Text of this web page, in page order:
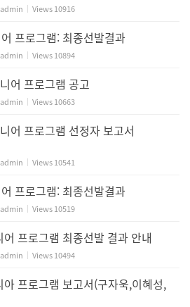
Views10916
프로그램: 최종선발결과
Views10894
어 프로그램 공고
Views10663
어 프로그램 선정자 보고서
Views10541
프로그램: 최종선발결과
Views10519
프로그램 최종선발 결과 안내
Views10494
프로그램 보고서(구자욱,이혜성,